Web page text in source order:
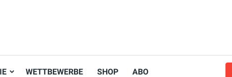
WETTBEWERBE SHOP ABO